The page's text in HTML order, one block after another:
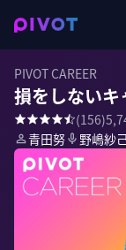
PIVOT CAREER
損をしないキ
(156)
青田努
野嶋紗